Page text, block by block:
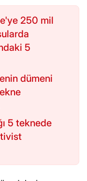
250 mil
5
dümeni
5 teknede